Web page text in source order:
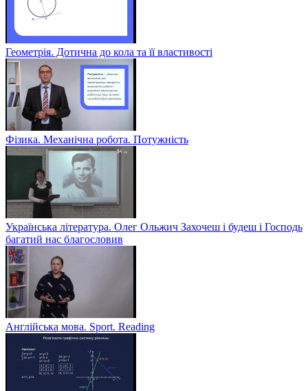
Геометрія. Дотична до кола та її властивості
Фізика. Механічна робота. Потужність
Українська література. Олег Ольжич Захочеш і будеш і Господь
багатий нас благословив
Англійська мова. Sport. Reading